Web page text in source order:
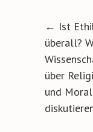
← Ist
überall?
über
und Moral